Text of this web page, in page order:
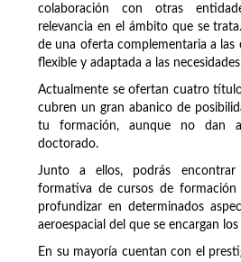
colaboración con otras
relevancia en el ámbito que se
de una oferta complementaria a las
flexible y adaptada a las
Actualmente se ofertan cuatro
cubren un gran abanico de
tu formación, aunque no dan
doctorado.
Junto a ellos, podrás
formativa de cursos de formación
profundizar en determinados
aeroespacial del que se encargan
En su mayoría cuentan con el